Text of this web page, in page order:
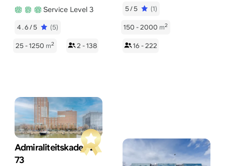
Service Level 3
4.6/5 (5)
25 - 1250 m2 2 - 138
5/5 (1)
150 - 2000 m2
16 - 222
Admiraliteitskade 62-
73